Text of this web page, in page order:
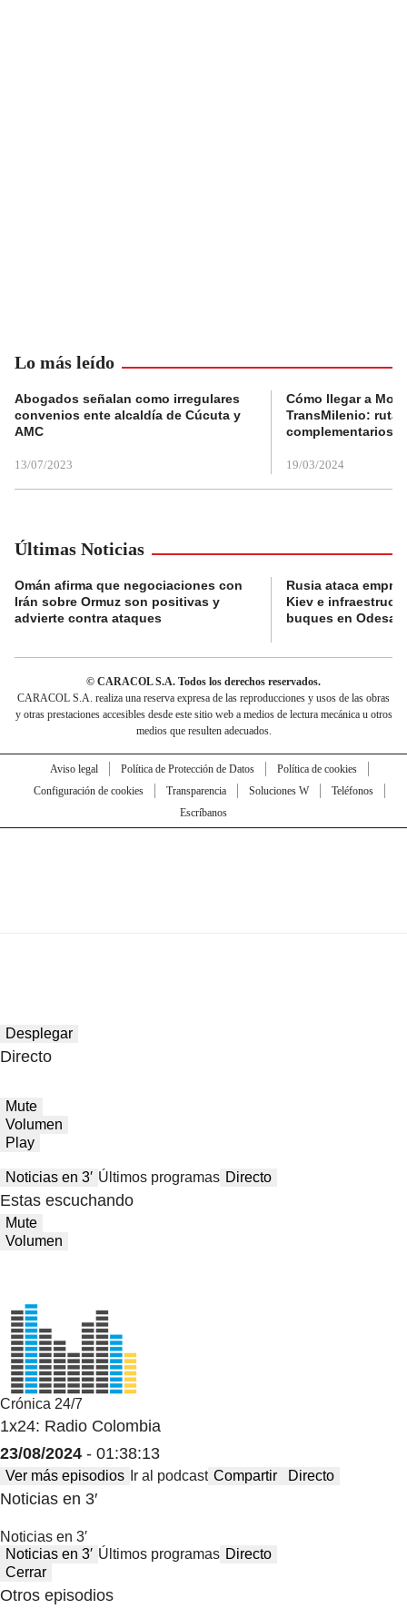
Lo más leído
Abogados señalan como irregulares
convenios ente alcaldía de Cúcuta y
AMC
13/07/2023
Cómo llegar a
TransMilenio:
complementarios
19/03/2024
Últimas Noticias
Omán afirma que negociaciones con
Irán sobre Ormuz son positivas y
advierte contra ataques
Rusia ataca
Kiev e
buques en Odesa
© CARACOL S.A. Todos los derechos reservados.
CARACOL S.A. realiza una reserva expresa de las reproducciones y usos de las obras
y otras prestaciones accesibles desde este sitio web a medios de lectura mecánica u otros
medios que resulten adecuados.
Aviso legal Política de Protección de Datos
Política de cookies
Configuración de cookies
Transparencia Soluciones W
Teléfonos
Escríbanos
Desplegar
Directo
Mute
Volumen
Play
Noticias en 3′ Últimos programas Directo
Estas escuchando
Mute
Volumen
Crónica 24/7
1x24: Radio Colombia
23/08/2024 - 01:38:13
Ver más episodios Ir al podcast Compartir Directo
Noticias en 3′
Noticias en 3′
Noticias en 3′ Últimos programas Directo
Cerrar
Otros episodios